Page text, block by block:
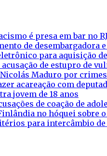
é presa em bar no
de desembargadora
para aquisição
de estupro de
Maduro por
acareação com
jovem de 18 anos
de coação de
no hóquei sobre
para intercâmbio